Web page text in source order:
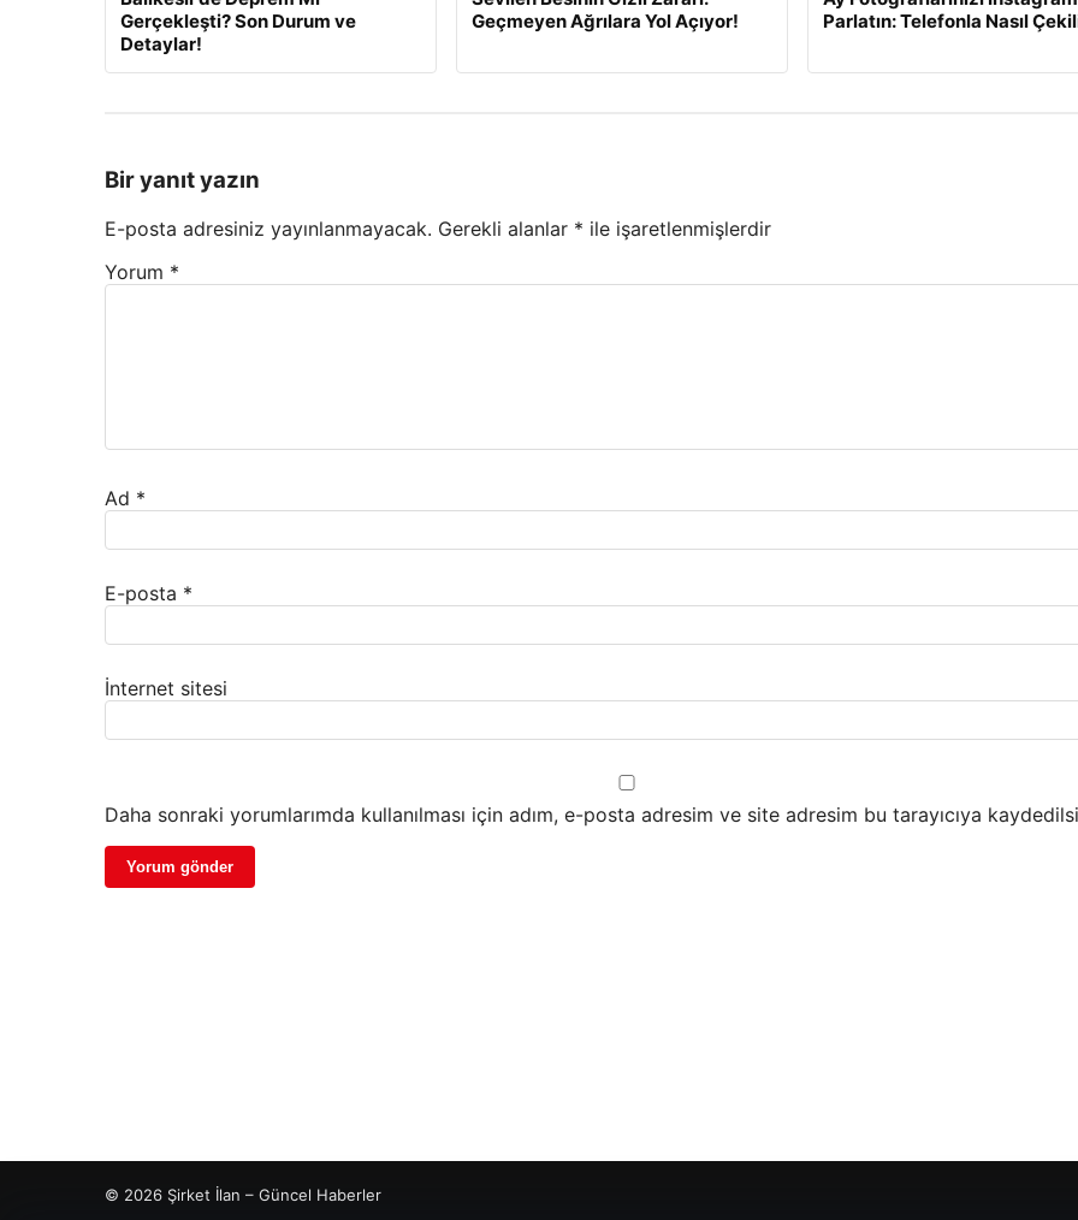
Gerçekleşti? Son Durum ve
Detaylar!
Geçmeyen Ağrılara Yol Açıyor!
Parlatın: Telefonla Nasıl
Bir yanıt yazın
E-posta adresiniz yayınlanmayacak. Gerekli alanlar * ile işaretlenmişlerdir
Yorum *
Ad *
E-posta *
İnternet sitesi
Daha sonraki yorumlarımda kullanılması için adım, e-posta adresim ve site adresim bu tarayıcıya
© 2026 Şirket İlan – Güncel Haberler